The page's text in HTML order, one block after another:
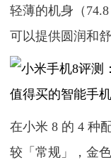
轻薄的机身（
可以提供圆润和
在小米 8 的 4 种
较「常规」，金